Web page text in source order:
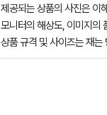
제공되는 상품의 사진은 이
모니터의 해상도, 이미지의
상품 규격 및 사이즈는 재